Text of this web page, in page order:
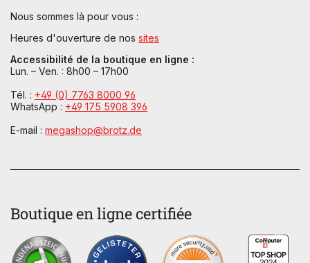
Nous sommes là pour vous :
Heures d'ouverture de nos sites
Accessibilité de la boutique en ligne :
Lun. – Ven. : 8h00 – 17h00
Tél. : +49 (0) 7763 8000 96
WhatsApp : +49 175 5908 396
E-mail : megashop@brotz.de
Boutique en ligne certifiée